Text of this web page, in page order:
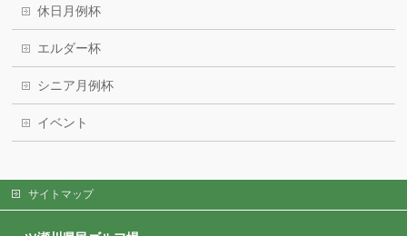
休日月例杯
エルダー杯
シニア月例杯
イベント
サイトマップ